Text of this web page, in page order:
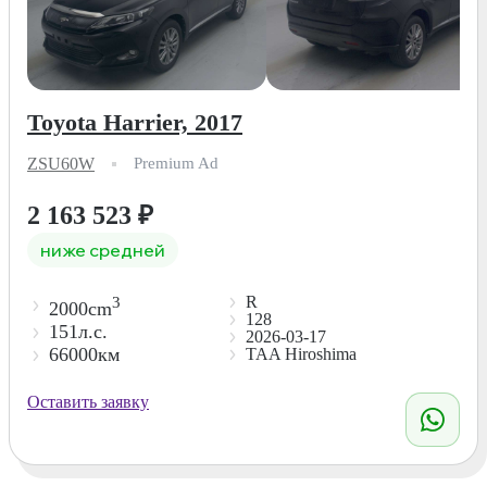
Toyota Harrier, 2017
ZSU60W Premium Ad
2 163 523 ₽
ниже средней
2000cm3
151л.с.
66000км
R
128
2026-03-17
TAA Hiroshima
Оставить заявку